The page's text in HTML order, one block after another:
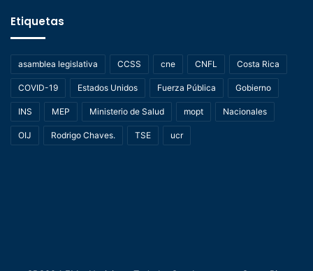
Etiquetas
asamblea legislativa CCSS cne CNFL Costa Rica
COVID-19 Estados Unidos Fuerza Pública Gobierno
INS MEP Ministerio de Salud mopt Nacionales
OIJ Rodrigo Chaves. TSE ucr